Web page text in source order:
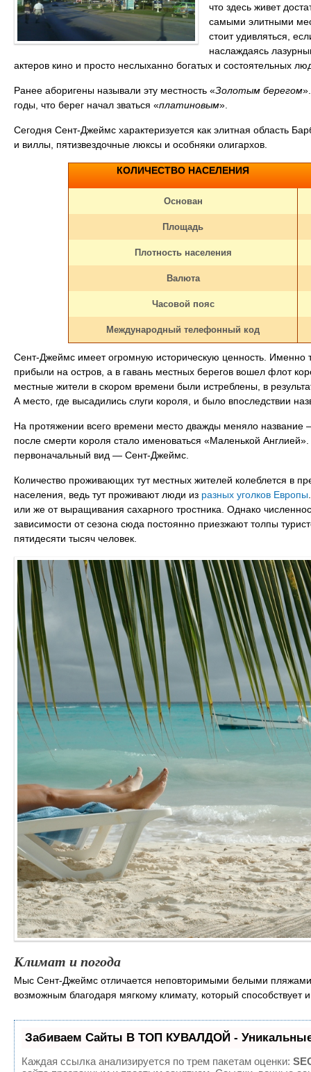
что здесь живет
самыми элитными
стоит удивляться,
наслаждаясь
актеров кино и просто неслыханно богатых и состоятельных
Ранее аборигены называли эту местность «Золотым берегом
годы, что берег начал зваться «платиновым».
Сегодня Сент-Джеймс характеризуется как элитная область
и виллы, пятизвездочные люксы и особняки олигархов.
КОЛИЧЕСТВО НАСЕЛЕНИЯ
Основан
Площадь
Плотность населения
Валюта
Часовой пояс
Международный телефонный код
Сент-Джеймс имеет огромную историческую ценность. Именно
прибыли на остров, а в гавань местных берегов вошел флот
местные жители в скором времени были истреблены, в
А место, где высадились слуги короля, и было впоследствии
На протяжении всего времени место дважды меняло
после смерти короля стало именоваться «Маленькой
первоначальный вид — Сент-Джеймс.
Количество проживающих тут местных жителей колеблется в
населения, ведь тут проживают люди из разных уголков Европы
или же от выращивания сахарного тростника. Однако
зависимости от сезона сюда постоянно приезжают толпы
пятидесяти тысяч человек.
Климат и погода
Мыс Сент-Джеймс отличается неповторимыми белыми
возможным благодаря мягкому климату, который способствует
Забиваем Сайты В ТОП КУВАЛДОЙ - Уникальные
Каждая ссылка анализируется по трем пакетам оценки: